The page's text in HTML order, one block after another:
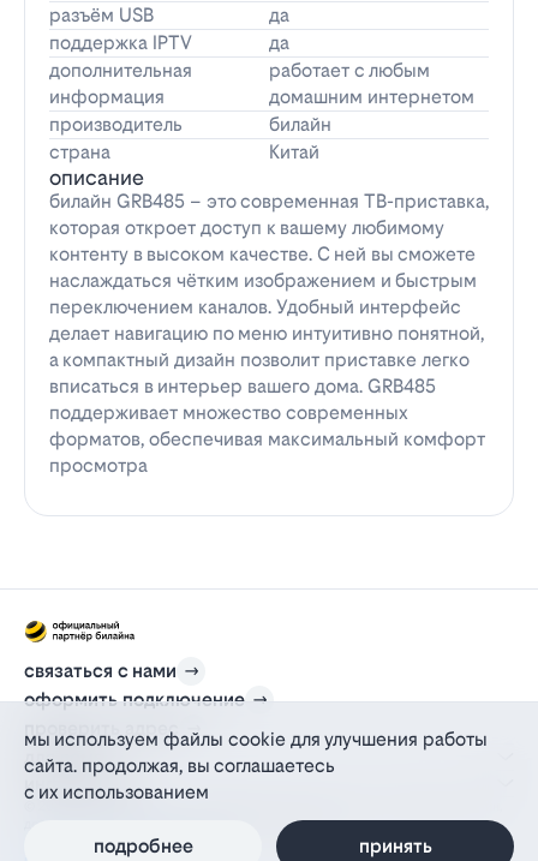
разъём USB
да
поддержка IPTV
да
дополнительная
информация
работает с любым
домашним интернетом
производитель
билайн
страна
Китай
описание
билайн GRB485 – это современная ТВ-приставка,
которая откроет доступ к вашему любимому
контенту в высоком качестве. С ней вы сможете
наслаждаться чётким изображением и быстрым
переключением каналов. Удобный интерфейс
делает навигацию по меню интуитивно понятной,
а компактный дизайн позволит приставке легко
вписаться в интерьер вашего дома. GRB485
поддерживает множество современных
форматов, обеспечивая максимальный комфорт
просмотра
связаться с нами
оформить подключение
проверить адрес
для дома
информация
действующий на основании агентского договора
политика персональных данных
мы используем файлы cookie для улучшения работы
сайта. продолжая, вы соглашаетесь
с их использованием
подробнее принять